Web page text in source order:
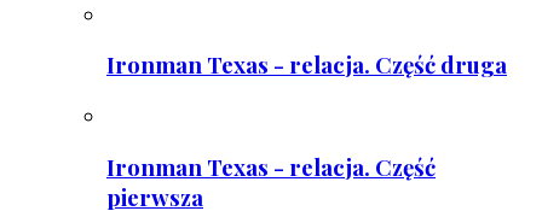
Ironman Texas - relacja. Część druga
Ironman Texas - relacja. Część
pierwsza